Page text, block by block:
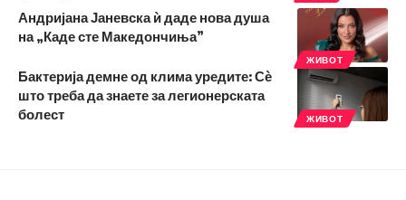
ЖИВОТ
Андријана Јаневска ѝ даде нова душа
на „Каде сте Македончиња”
ЖИВОТ
Бактерија демне од клима уредите: Сѐ
што треба да знаете за легионерската
болест